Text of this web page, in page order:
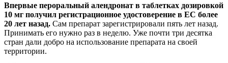
Впервые пероральный алендронат в таблетках дозировкой
10 мг получил регистрационное удостоверение в ЕС более
20 лет назад. Сам препарат зарегистрировали пять лет назад.
Принимать его нужно раз в неделю. Уже почти три десятка
стран дали добро на использование препарата на своей
территории.